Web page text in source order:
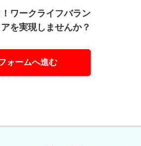
ワークライフバラン
を実現しませんか？
ォームへ進む